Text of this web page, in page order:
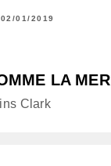
01/2019
LA MER
Clark